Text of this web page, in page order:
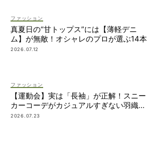
ファッション
真夏日の“甘トップス”には【薄軽デニ
ム】が無敵！オシャレのプロが選ぶ14本
2026.07.12
ファッション
【運動会】実は「長袖」が正解！スニー
カーコーデがカジュアルすぎない羽織り
アイデア
2026.07.23